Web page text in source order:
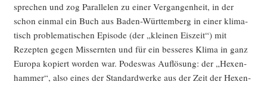
spre­chen und zog Par­al­le­len zu einer Ver­gan­gen­heit, in der
schon ein­mal ein Buch aus Baden-Würt­tem­berg in einer kli­ma­
tisch pro­ble­ma­ti­schen Epi­so­de (der „klei­nen Eis­zeit“) mit
Rezep­ten gegen Miss­ern­ten und für ein bes­se­res Kli­ma in ganz
Euro­pa kopiert wor­den war. Podes­was Auf­lö­sung: der „Hexen­
ham­mer“, also eines der Stan­dard­wer­ke aus der Zeit der Hexen­